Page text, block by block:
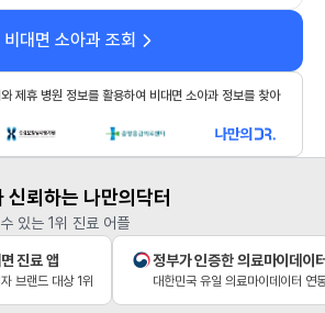
비대면 소아과 조회
제휴 병원 정보를 활용하여 비대면 소아과 정보를 찾아
뢰하는 나만의닥터
있는 1위 진료 어플
진료 앱
브랜드 대상 1위
정부가 인증한 의료마이데이
대한민국 유일 의료마이데이터 연